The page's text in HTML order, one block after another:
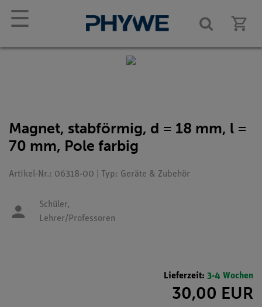
☰
Magnet, stabförmig, d = 18 mm, l =
70 mm, Pole farbig
Artikel-Nr.: 06318-00 | Typ: Geräte & Zubehör
Schüler,
Lehrer/Professoren
Lieferzeit: 3-4 Wochen
30,00 EUR